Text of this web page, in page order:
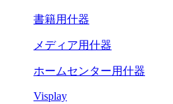
書籍用什器
メディア用什器
ホームセンター用什器
Visplay